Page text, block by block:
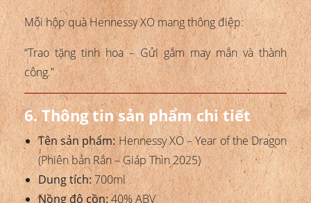
Mỗi hộp quà Hennessy XO mang thông điệp:
“Trao tặng tinh hoa – Gửi gắm may mắn và thành
công.”
6. Thông tin sản phẩm chi tiết
Tên sản phẩm:Hennessy XO – Year of the Dragon
(Phiên bản Rắn – Giáp Thìn 2025)
Dung tích:700ml
Nồng độ cồn:40% ABV